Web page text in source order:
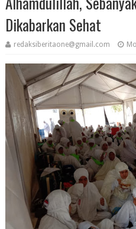
Dikabarkan Sehat
redaksiberitaone@gmail.com